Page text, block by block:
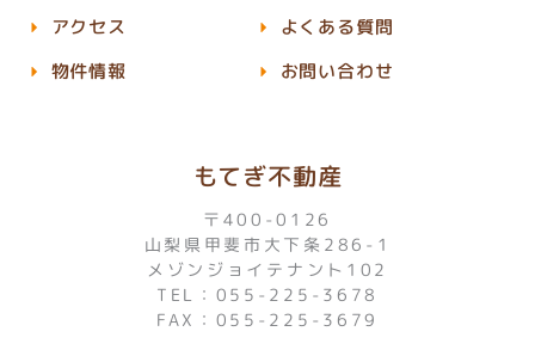
もてぎ不動産
〒400-0126
山梨県甲斐市大下条286-1
メゾンジョイテナント102
TEL：055-225-3678
FAX：055-225-3679
アクセス
物件情報
よくある質問
お問い合わせ